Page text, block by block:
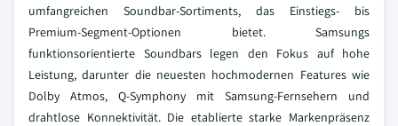
umfangreichen Soundbar-Sortiments, das Einstiegs- bis
Premium-Segment-Optionen bietet. Samsungs
funktionsorientierte Soundbars legen den Fokus auf hohe
Leistung, darunter die neuesten hochmodernen Features wie
Dolby Atmos, Q-Symphony mit Samsung-Fernsehern und
drahtlose Konnektivität. Die etablierte starke Markenpräsenz